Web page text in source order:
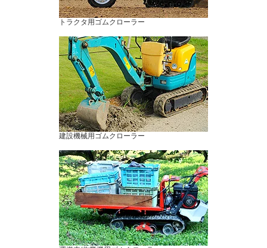
トラクタ用ゴムクローラー
建設機械用ゴムクローラー